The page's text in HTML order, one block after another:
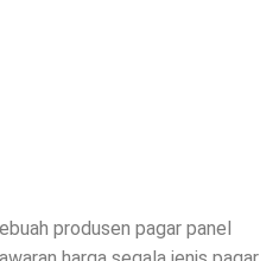
produsen pagar panel